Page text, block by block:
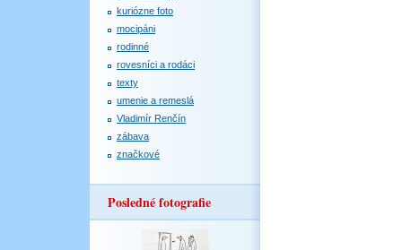
kuriózne foto
mocipáni
rodinné
rovesníci a rodáci
texty
umenie a remeslá
Vladimír Renčín
zábava
značkové
Posledné fotografie